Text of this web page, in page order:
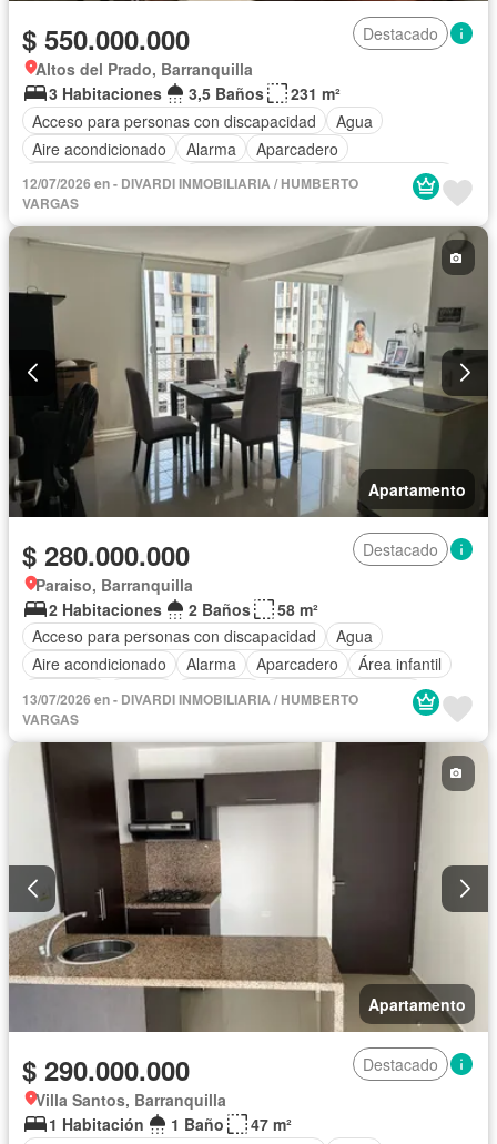
$ 550.000.000
Destacado
Altos del Prado, Barranquilla
3 Habitaciones
3,5 Baños
231 m²
Acceso para personas con discapacidad
Agua
Aire acondicionado
Alarma
Aparcadero
Caseta de vigilancia
Cocina integral
Cuarto de servicio
Gas natural
Seguridad privada
Tanque de agua Wifi
12/07/2026 en - DIVARDI INMOBILIARIA / HUMBERTO
VARGAS
Apartamento
$ 280.000.000
Destacado
Paraiso, Barranquilla
2 Habitaciones
2 Baños
58 m²
Acceso para personas con discapacidad
Agua
Aire acondicionado
Alarma Aparcadero
Área infantil
Ascensor
Balcón Barbecue
Caseta de vigilancia
Cocina integral
Jacuzzi
Jardín Patio Piscina Vigilante
Sauna
Seguridad privada
Tanque de agua
Terraza
Vista panorámica
13/07/2026 en - DIVARDI INMOBILIARIA / HUMBERTO
VARGAS
Apartamento
$ 290.000.000
Destacado
Villa Santos, Barranquilla
1 Habitación
1 Baño
47 m²